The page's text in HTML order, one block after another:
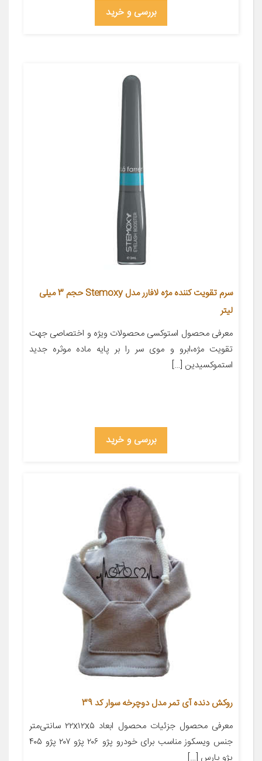
بررسی و خرید
سرم تقویت کننده مژه لافارر مدل Stemoxy حجم 3 میلی
لیتر
معرفی محصول استوکسی محصولات ویژه و اختصاصی جهت
تقویت مژه،ابرو و موی سر را بر پایه ماده موثره جدید
استموکسیدین […]
بررسی و خرید
روکش دنده آی تمر مدل دوچرخه سوار کد 39
معرفی محصول جزئیات محصول ابعاد ۲۲x۱۲x۵ سانتی‌متر
جنس ویسکوز مناسب برای خودرو پژو ۲۰۶ پژو ۲۰۷ پژو ۴۰۵
پژو پارس […]